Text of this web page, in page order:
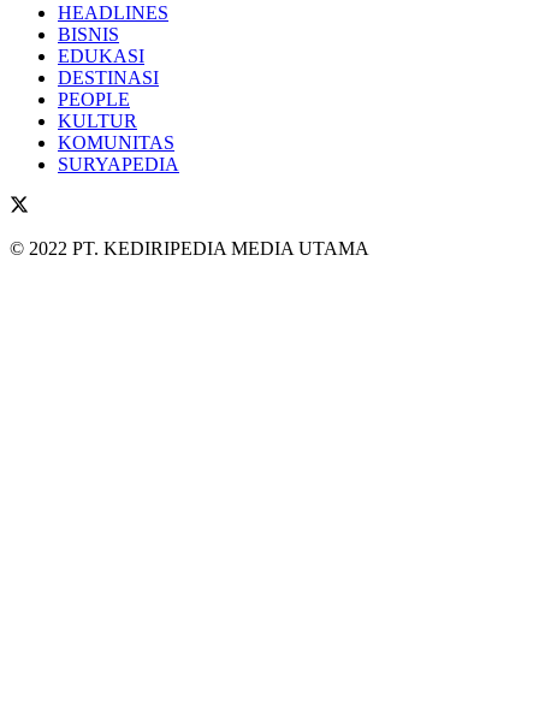
HEADLINES
BISNIS
EDUKASI
DESTINASI
PEOPLE
KULTUR
KOMUNITAS
SURYAPEDIA
© 2022 PT. KEDIRIPEDIA MEDIA UTAMA